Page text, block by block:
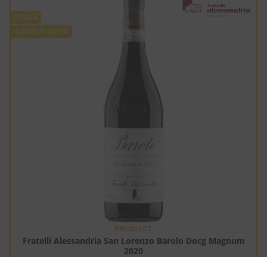
ITALIA
BAROLO DOCG
PRODUCT
Fratelli Alessandria San Lorenzo Barolo Docg Magnum
2020